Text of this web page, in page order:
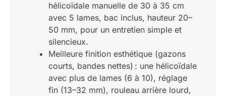
hélicoïdale manuelle de 30 à 35 cm
avec 5 lames, bac inclus, hauteur 20–
50 mm, pour un entretien simple et
silencieux.
Meilleure finition esthétique (gazons
courts, bandes nettes) : une hélicoïdale
avec plus de lames (6 à 10), réglage
fin (13–32 mm), rouleau arrière lourd,